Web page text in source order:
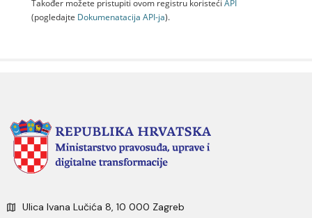
Također možete pristupiti ovom registru koristeći API
(pogledajte Dokumenаtаcijа API-jа).